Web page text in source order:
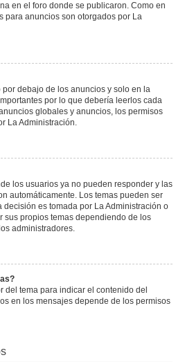
en el foro donde se publicaron. Como en
para anuncios son otorgados por La
debajo de los anuncios y solo en la
por lo que debería leerlos cada
globales y anuncios, los permisos
La Administración.
los usuarios ya no pueden responder y las
automáticamente. Los temas pueden ser
es tomada por La Administración o
sus propios temas dependiendo de los
administradores.
tema para indicar el contenido del
en los mensajes depende de los permisos